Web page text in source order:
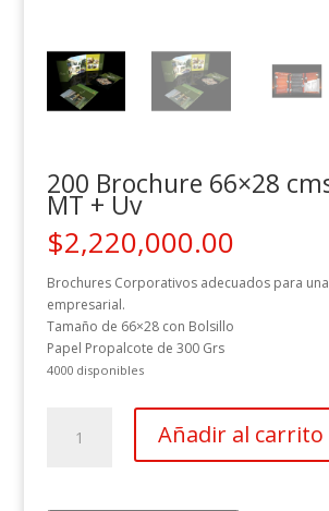
200 Brochure 66×28
MT + Uv
$2,220,000.00
Brochures Corporativos adecuados para
empresarial.
Tamaño de 66×28 con Bolsillo
Papel Propalcote de 300 Grs
4000 disponibles
Brochure
Añadir al carrito